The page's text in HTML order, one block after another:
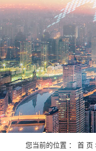
您当前的位置 ： 首 页